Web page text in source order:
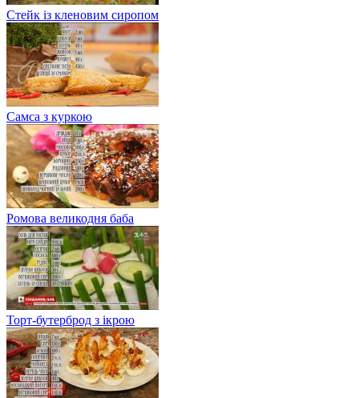
Стейк із кленовим сиропом
Самса з куркою
Ромова великодня баба
Торт-бутерброд з ікрою